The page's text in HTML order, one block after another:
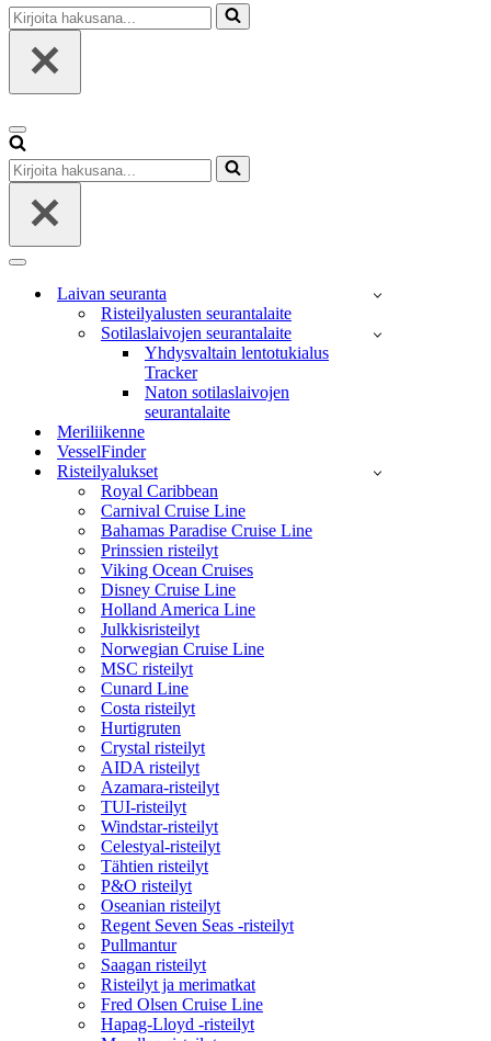
Kirjoita
hakusana...
Valikko
Kirjoita
hakusana...
Valikko
Laivan seuranta
Risteilyalusten seurantalaite
Sotilaslaivojen seurantalaite
Yhdysvaltain lentotukialus
Tracker
Naton sotilaslaivojen
seurantalaite
Meriliikenne
VesselFinder
Risteilyalukset
Royal Caribbean
Carnival Cruise Line
Bahamas Paradise Cruise Line
Prinssien risteilyt
Viking Ocean Cruises
Disney Cruise Line
Holland America Line
Julkkisristeilyt
Norwegian Cruise Line
MSC risteilyt
Cunard Line
Costa risteilyt
Hurtigruten
Crystal risteilyt
AIDA risteilyt
Azamara-risteilyt
TUI-risteilyt
Windstar-risteilyt
Celestyal-risteilyt
Tähtien risteilyt
P&O risteilyt
Oseanian risteilyt
Regent Seven Seas -risteilyt
Pullmantur
Saagan risteilyt
Risteilyt ja merimatkat
Fred Olsen Cruise Line
Hapag-Lloyd -risteilyt